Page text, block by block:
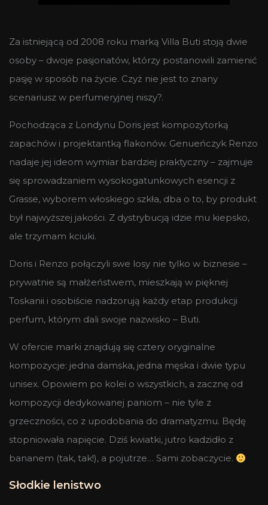
Za istniejącą od 2008 roku marką Villa Buti stoją dwie
osoby – dwoje pasjonatów, którzy postanowili zamienić
pasję w sposób na życie. Czyż nie jest to znany
scenariusz w perfumeryjnej niszy?.
Pochodząca z Londynu Doris jest kompozytorką
zapachów i projektantką flakonów. Genueńczyk Renzo
nadaje jej ideom wymiar bardziej praktyczny – zajmuje
się sprowadzaniem wysokogatunkowych esencji z
Grasse, wyborem włoskiego szkła, dba o to, by produkt
był najwyższej jakości. Z dystrybucją idzie mu kiepsko,
ale trzymam kciuki.
Doris i Renzo połączyli swe losy nie tylko w biznesie –
prywatnie są małżeństwem, mieszkają w pięknej
Toskanii i osobiście nadzorują każdy etap produkcji
perfum, którym dali swoje nazwisko – Buti.
W ofercie marki znajdują się cztery oryginalne
kompozycje: jedna damska, jedna męska i dwie typu
unisex. Opowiem po kolei o wszystkich, a zacznę od
kompozycji dedykowanej paniom – nie tyle z
grzeczności, co z upodobania do dramatyzmu. Będę
stopniowała napięcie. Dziś kwiatki, jutro kadzidło z
bananem (tak, tak!), a pojutrze… Sami zobaczycie.
Słodkie lenistwo